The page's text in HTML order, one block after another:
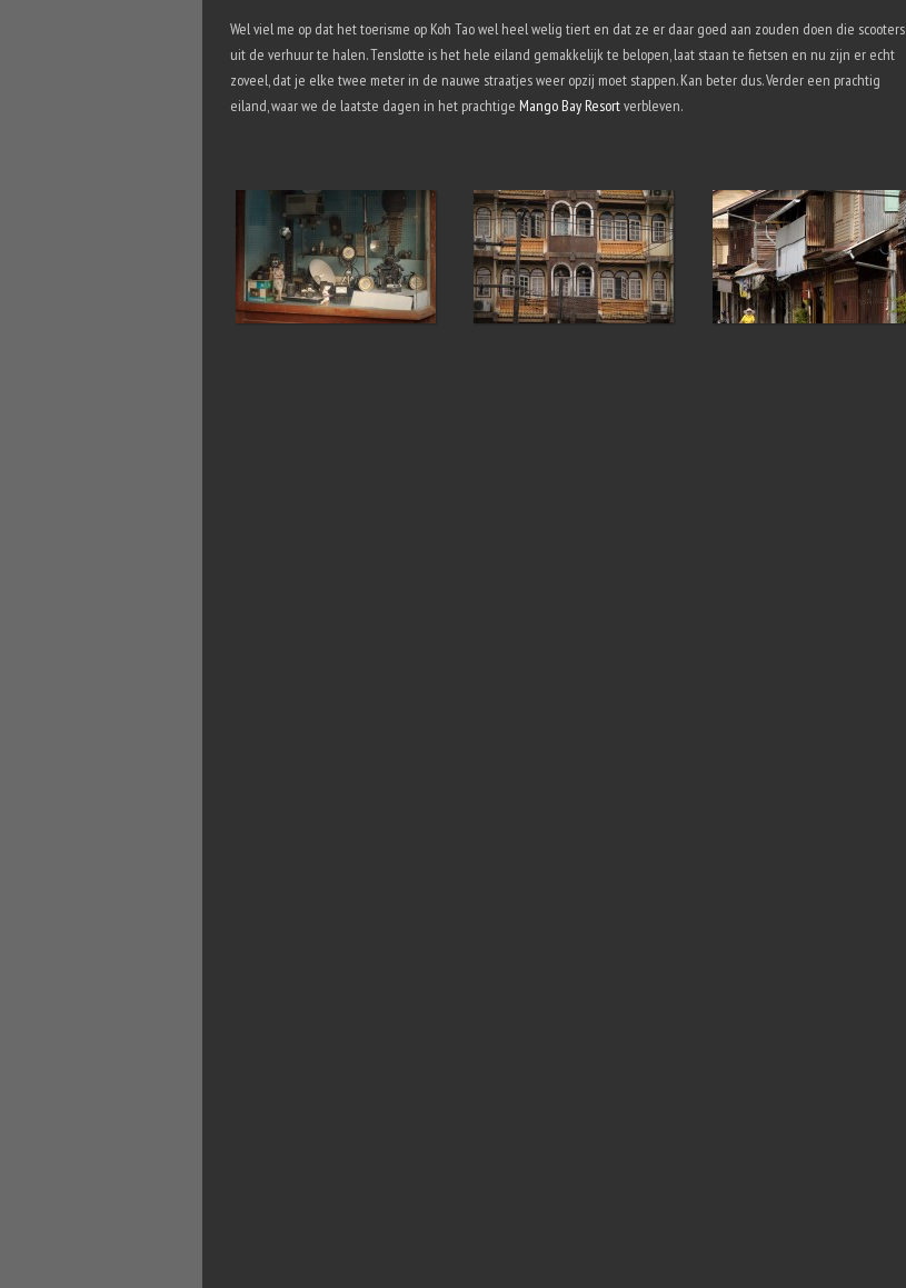
Wel viel me op dat het toerisme op Koh Tao wel heel welig tiert en dat ze er daar goed aan zouden doen die scooters
uit de verhuur te halen. Tenslotte is het hele eiland gemakkelijk te belopen, laat staan te fietsen en nu zijn er echt
zoveel, dat je elke twee meter in de nauwe straatjes weer opzij moet stappen. Kan beter dus. Verder een prachtig
eiland, waar we de laatste dagen in het prachtige Mango Bay Resortverbleven.